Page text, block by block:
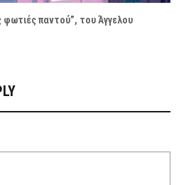
παντού”, του Άγγελου